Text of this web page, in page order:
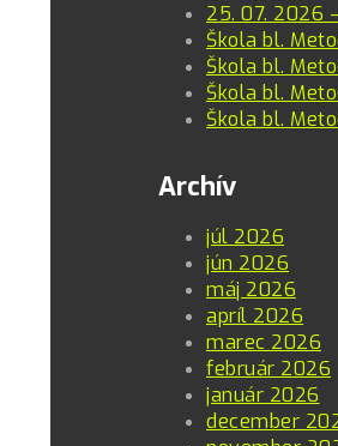
25. 07. 2026
Škola bl.
Škola bl.
Škola bl.
Škola bl.
Archív
júl 2026
jún 2026
máj 2026
apríl 2026
marec 2026
február 2026
január 2026
december